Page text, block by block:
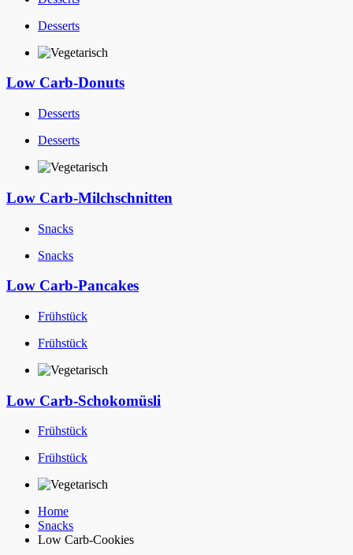
Desserts
Low Carb-Donuts
Desserts
Desserts
Low Carb-Milchschnitten
Snacks
Snacks
Low Carb-Pancakes
Frühstück
Frühstück
Low Carb-Schokomüsli
Frühstück
Frühstück
Home
Snacks
Low Carb-Cookies